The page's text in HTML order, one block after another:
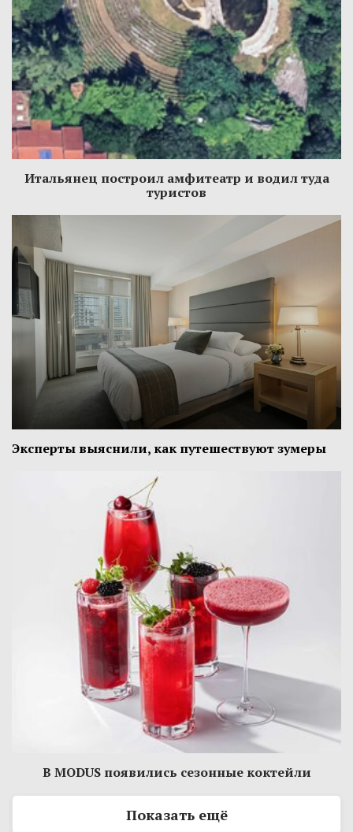
Итальянец построил амфитеатр и водил туда
туристов
Эксперты выяснили, как путешествуют зумеры
В MODUS появились сезонные коктейли
Показать ещё